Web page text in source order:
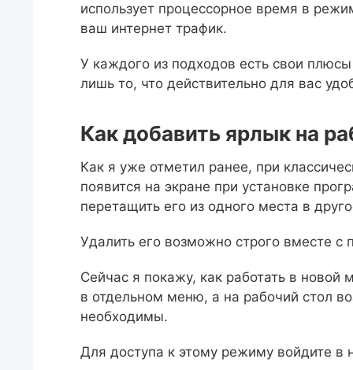
использует процессорное время в
ваш интернет трафик.
У каждого из подходов есть свои
лишь то, что действительно для вас
Как добавить ярлык на
Как я уже отметил ранее, при
появится на экране при установке
перетащить его из одного места в
Удалить его возможно строго вместе с
Сейчас я покажу, как работать в новой
в отдельном меню, а на рабочий стол
необходимы.
Для доступа к этому режиму войдите в